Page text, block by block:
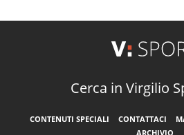
Cerca in Virgilio
CONTENUTI SPECIALI CONTATTACI
ARCHIVIO